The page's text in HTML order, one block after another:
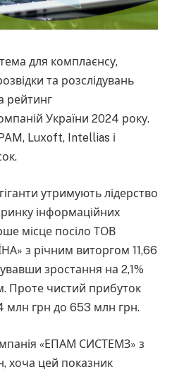
для комплаєнсу,
та розслідувань
рейтинг
України 2024 року.
Luxoft, Intellias і
утримують лідерство
інформаційних
місце посіло ТОВ
з річним виторгом 11,66
зростання на 2,1%
Проте чистий прибуток
млн грн до 653 млн грн.
«ЕПАМ СИСТЕМЗ» з
хоча цей показник